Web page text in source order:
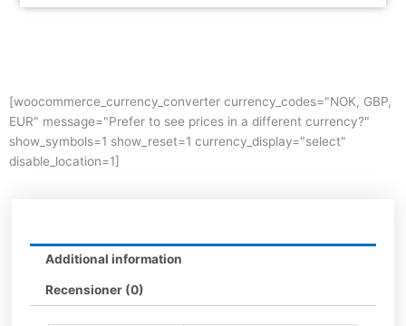
[woocommerce_currency_converter currency_codes="NOK, GBP,
EUR" message="Prefer to see prices in a different currency?"
show_symbols=1 show_reset=1 currency_display="select"
disable_location=1]
Additional information
Recensioner (0)